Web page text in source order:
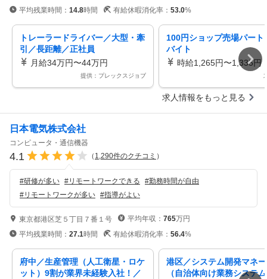
平均残業時間： 14.8時間 有給休暇消化率： 53.0%
トレーラードライバー／大型・牽
引／長距離／正社員
月給34万円〜44万円
提供：プレックスジョブ
100円ショップ売場パート
バイト
時給1,265円〜1,335円
求人情報をもっと見る
日本電気株式会社
コンピュータ・通信機器
4.1 （ 1,290件のクチコミ ）
#研修が多い #リモートワークできる #勤務時間が自由
#リモートワークが多い #指導がよい
東京都港区芝５丁目７番１号 平均年収： 765万円
平均残業時間： 27.1時間 有給休暇消化率： 56.4%
府中／生産管理（人工衛星・ロケ
ット）9割が業界未経験入社！／
港区／システム開発マネ
（自治体向け業務システ